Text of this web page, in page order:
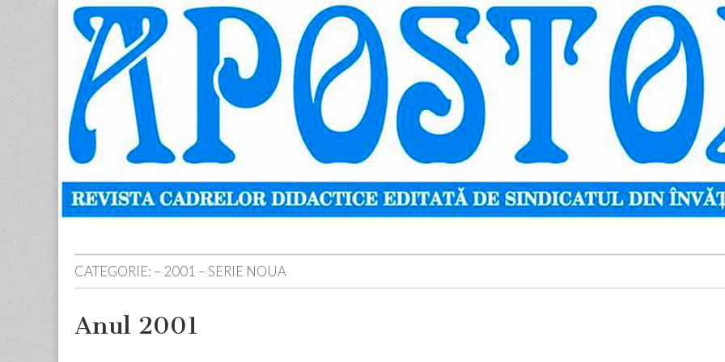
Apostolul
Revista
cadrelor
didactice
din
judetul
Neamt
menu
content
CATEGORIE: – 2001 – SERIE NOUA
Anul 2001